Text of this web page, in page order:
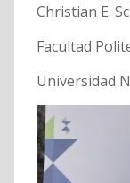
Christian E.
Facultad
Universidad